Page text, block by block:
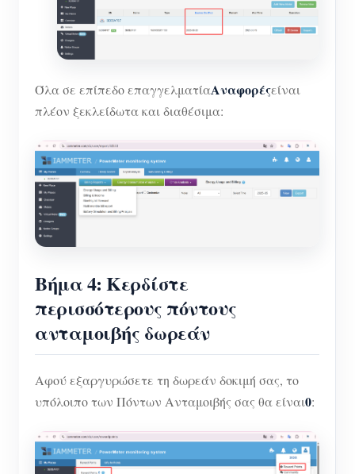
Όλα σε επίπεδο επαγγελματίαΑναφορέςείναι
πλέον ξεκλείδωτα και διαθέσιμα:
Βήμα 4: Κερδίστε
περισσότερους πόντους
ανταμοιβής δωρεάν
Αφού εξαργυρώσετε τη δωρεάν δοκιμή σας, το
υπόλοιπο των Πόντων Ανταμοιβής σας θα είναι0: